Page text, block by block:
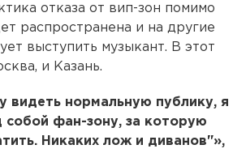
отказа от вип-зон помимо
распространена и на другие
выступить музыкант. В этот
и Казань.
видеть нормальную публику, я
собой фан-зону, за которую
Никаких лож и диванов"»,